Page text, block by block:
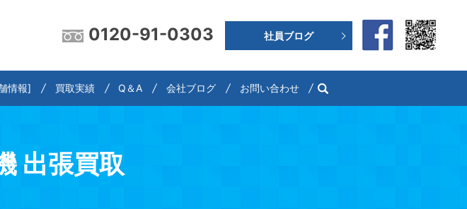
0120-91-0303
情報] 買取実績 Q＆A 会社ブログ
社員ブログ
お問い合わせ search
出張買取